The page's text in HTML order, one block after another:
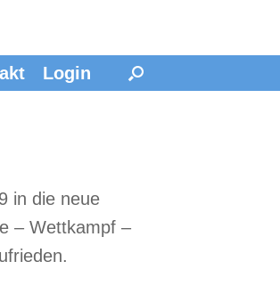
Login
in die neue
– Wettkampf –